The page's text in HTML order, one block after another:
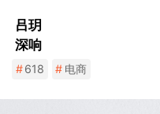
吕玥
深响
#618 # 电商